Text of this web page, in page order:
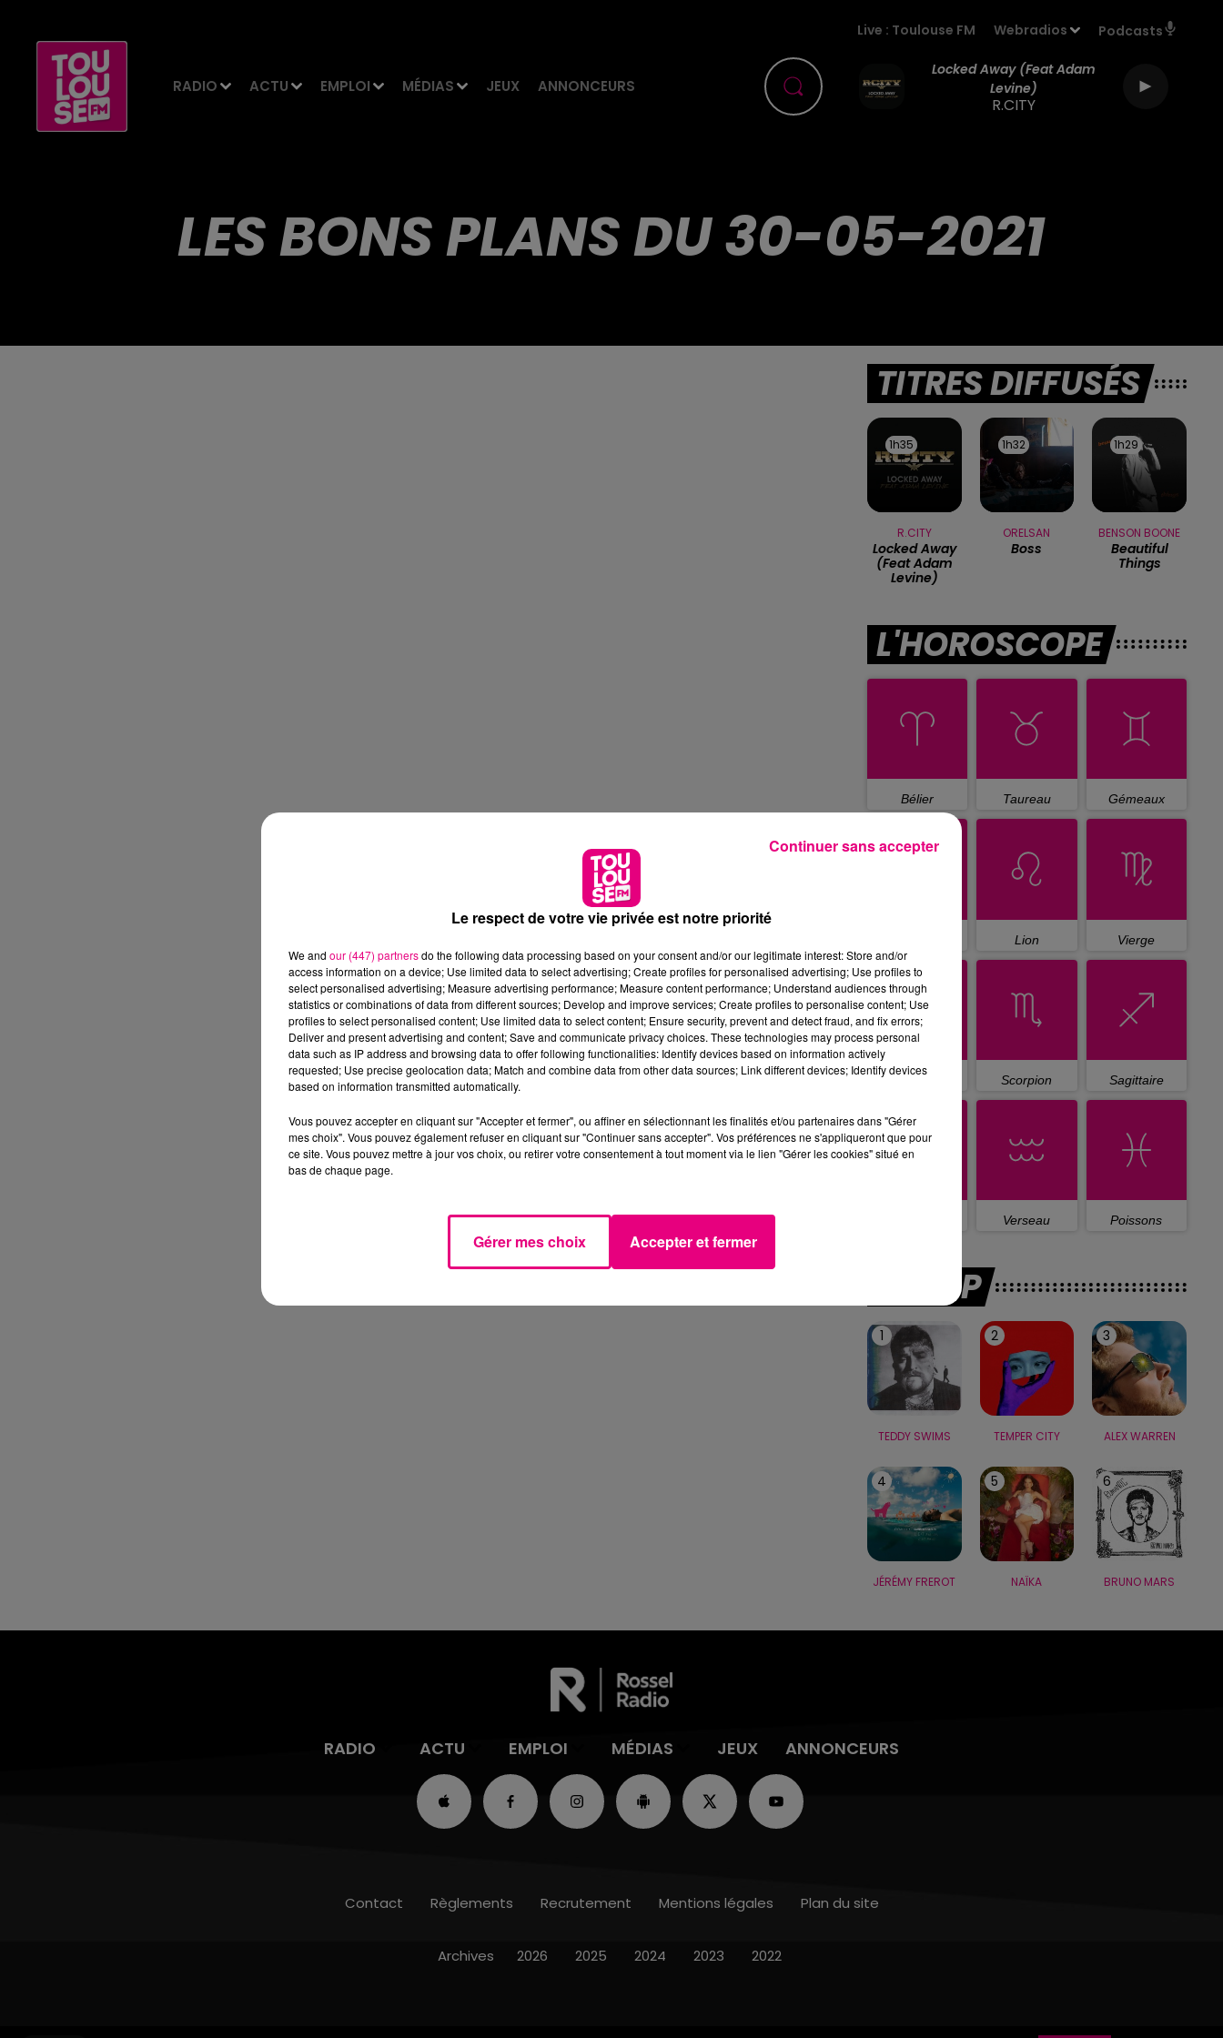
RADIO ACTU EMPLOI MÉDIAS JEUX ANNONCEURS
Live : Toulouse FM Webradios Podcasts
Locked Away (feat Adam
Levine)
R.CITY
LES BONS PLANS DU 30-05-2021
TITRES DIFFUSÉS
1h35
1h35
R.CITY
Locked Away
(feat Adam
Levine)
1h32
1h32
ORELSAN
Boss
1h29
1h29
BENSON BOONE
Beautiful
Things
L'HOROSCOPE
Bélier Taureau Gémeaux
Lion Vierge
Scorpion Sagittaire
Verseau Poissons
LE TOP
1
TEDDY SWIMS
2
TEMPER CITY
3
ALEX WARREN
4
JÉRÉMY FREROT
5
NAÏKA
6
BRUNO MARS
RADIO ACTU EMPLOI MÉDIAS JEUX ANNONCEURS
Contact Règlements Recrutement Mentions légales Plan du site
Archives 2026 2025 2024 2023 2022
Le respect de votre vie privée est notre priorité
We and our (447) partnersdo the following data processing based on your consent and/or our legitimate interest: Store and/or
access information on a device; Use limited data to select advertising; Create profiles for personalised advertising; Use profiles to
select personalised advertising; Measure advertising performance; Measure content performance; Understand audiences through
statistics or combinations of data from different sources; Develop and improve services; Create profiles to personalise content; Use
profiles to select personalised content; Use limited data to select content; Ensure security, prevent and detect fraud, and fix errors;
Deliver and present advertising and content; Save and communicate privacy choices. These technologies may process personal
data such as IP address and browsing data to offer following functionalities: Identify devices based on information actively
requested; Use precise geolocation data; Match and combine data from other data sources; Link different devices; Identify devices
based on information transmitted automatically.
Vous pouvez accepter en cliquant sur "Accepter et fermer", ou affiner en sélectionnant les finalités et/ou partenaires dans "Gérer
mes choix". Vous pouvez également refuser en cliquant sur "Continuer sans accepter". Vos préférences ne s'appliqueront que pour
ce site. Vous pouvez mettre à jour vos choix, ou retirer votre consentement à tout moment via le lien "Gérer les cookies" situé en
bas de chaque page.
Gérer mes choix Accepter et fermer
Continuer sans accepter